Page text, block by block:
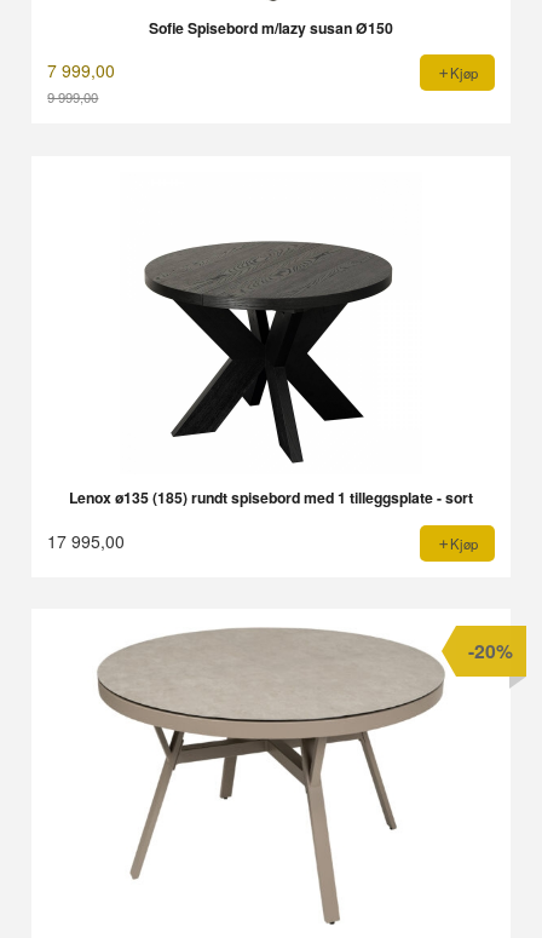
Sofie Spisebord m/lazy susan Ø150
7 999,00
9 999,00
Kjøp
Lenox ø135 (185) rundt spisebord med 1 tilleggsplate - sort
17 995,00 Kjøp
-20%